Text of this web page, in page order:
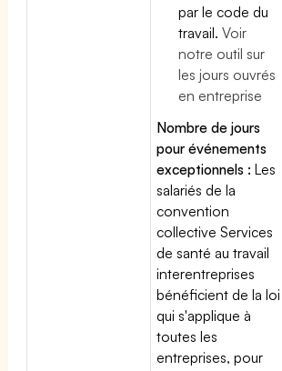
par le code du
travail.Voir
notre outil sur
les jours ouvrés
en entreprise
Nombre de jours
pour événements
exceptionnels : Les
salariés de la
convention
collective Services
de santé au travail
interentreprises
bénéficient de la loi
qui s'applique à
toutes les
entreprises, pour